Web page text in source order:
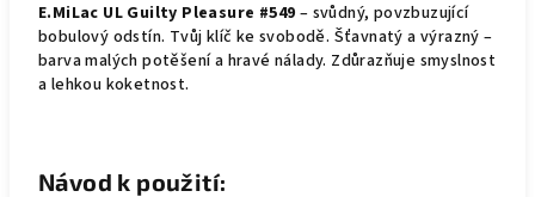
E.MiLac UL Guilty Pleasure #549 – svůdný, povzbuzující
bobulový odstín. Tvůj klíč ke svobodě. Šťavnatý a výrazný –
barva malých potěšení a hravé nálady. Zdůrazňuje smyslnost
a lehkou koketnost.
Návod k použití: